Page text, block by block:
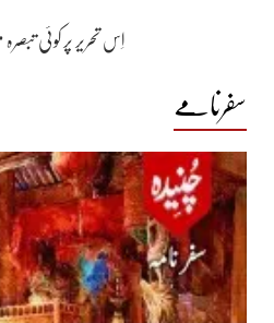
اِس تحریر پر کوئی تبصرہ
سفرنامے